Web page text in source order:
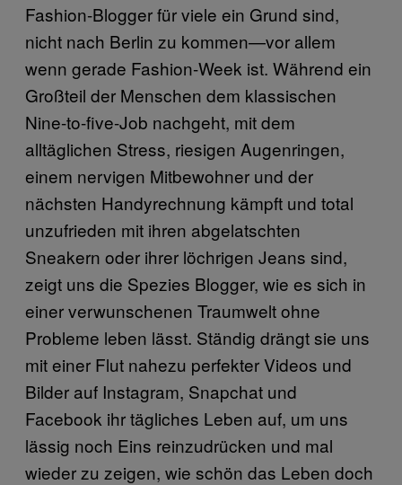
Fashion-Blogger für viele ein Grund sind,
nicht nach Berlin zu kommen—vor allem
wenn gerade Fashion-Week ist. Während ein
Großteil der Menschen dem klassischen
Nine-to-five-Job nachgeht, mit dem
alltäglichen Stress, riesigen Augenringen,
einem nervigen Mitbewohner und der
nächsten Handyrechnung kämpft und total
unzufrieden mit ihren abgelatschten
Sneakern oder ihrer löchrigen Jeans sind,
zeigt uns die Spezies Blogger, wie es sich in
einer verwunschenen Traumwelt ohne
Probleme leben lässt. Ständig drängt sie uns
mit einer Flut nahezu perfekter Videos und
Bilder auf Instagram, Snapchat und
Facebook ihr tägliches Leben auf, um uns
lässig noch Eins reinzudrücken und mal
wieder zu zeigen, wie schön das Leben doch